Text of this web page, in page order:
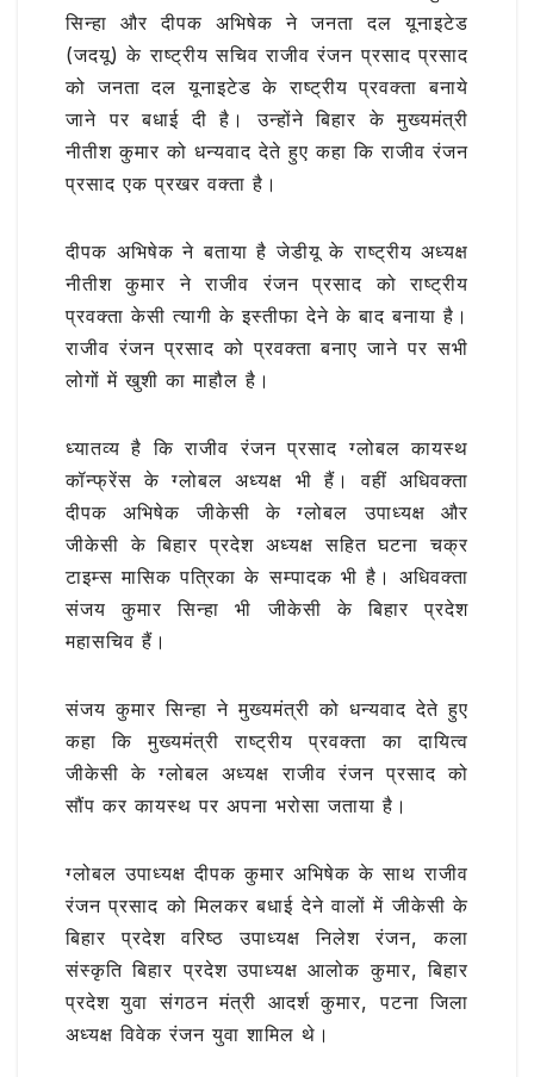
k
सिन्हा और दीपक अभिषेक ने जनता दल यूनाइटेड
(जदयू) के राष्ट्रीय सचिव राजीव रंजन प्रसाद प्रसाद
को जनता दल यूनाइटेड के राष्ट्रीय प्रवक्ता बनाये
जाने पर बधाई दी है। उन्होंने बिहार के मुख्यमंत्री
नीतीश कुमार को धन्यवाद देते हुए कहा कि राजीव रंजन
प्रसाद एक प्रखर वक्ता है।
दीपक अभिषेक ने बताया है जेडीयू के राष्ट्रीय अध्यक्ष
नीतीश कुमार ने राजीव रंजन प्रसाद को राष्ट्रीय
प्रवक्ता केसी त्यागी के इस्तीफा देने के बाद बनाया है।
राजीव रंजन प्रसाद को प्रवक्ता बनाए जाने पर सभी
लोगों में खुशी का माहौल है।
ध्यातव्य है कि राजीव रंजन प्रसाद ग्लोबल कायस्थ
कॉन्फ्रेंस के ग्लोबल अध्यक्ष भी हैं। वहीं अधिवक्ता
दीपक अभिषेक जीकेसी के ग्लोबल उपाध्यक्ष और
जीकेसी के बिहार प्रदेश अध्यक्ष सहित घटना चक्र
टाइम्स मासिक पत्रिका के सम्पादक भी है। अधिवक्ता
संजय कुमार सिन्हा भी जीकेसी के बिहार प्रदेश
महासचिव हैं।
संजय कुमार सिन्हा ने मुख्यमंत्री को धन्यवाद देते हुए
कहा कि मुख्यमंत्री राष्ट्रीय प्रवक्ता का दायित्व
जीकेसी के ग्लोबल अध्यक्ष राजीव रंजन प्रसाद को
सौंप कर कायस्थ पर अपना भरोसा जताया है।
ग्लोबल उपाध्यक्ष दीपक कुमार अभिषेक के साथ राजीव
रंजन प्रसाद को मिलकर बधाई देने वालों में जीकेसी के
बिहार प्रदेश वरिष्ठ उपाध्यक्ष निलेश रंजन, कला
संस्कृति बिहार प्रदेश उपाध्यक्ष आलोक कुमार, बिहार
प्रदेश युवा संगठन मंत्री आदर्श कुमार, पटना जिला
अध्यक्ष विवेक रंजन युवा शामिल थे।